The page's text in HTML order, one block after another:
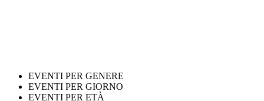
EVENTI PER GENERE
EVENTI PER GIORNO
EVENTI PER ETÀ